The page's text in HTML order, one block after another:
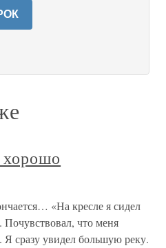
«На кресле я сидел
Почувствовал, что меня
сразу увидел большую реку.